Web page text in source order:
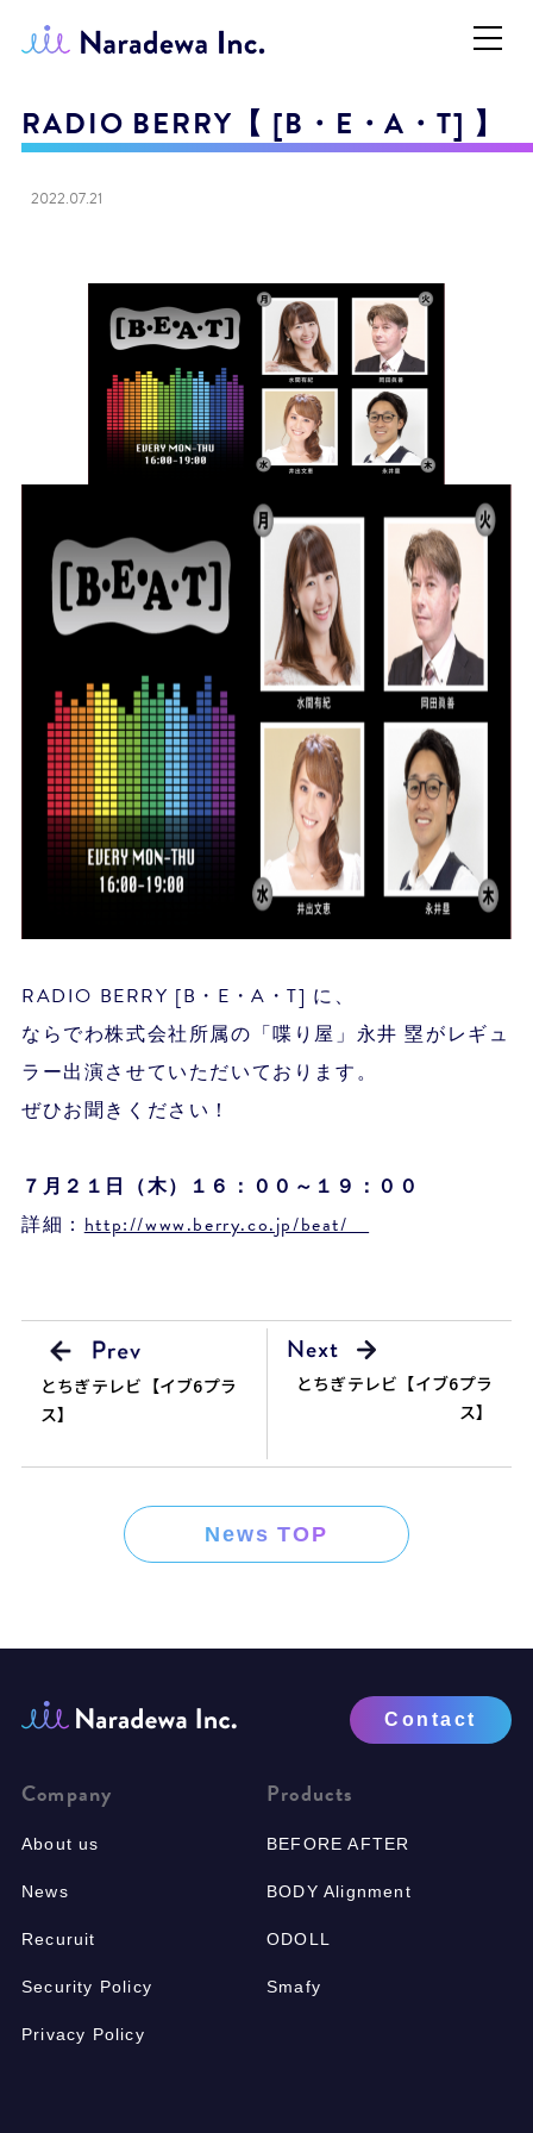
RADIO BERRY【 [B・E・A・T] 】
2022.07.21
RADIO BERRY [B・E・A・T] に、
ならでわ株式会社所属の「喋り屋」永井 塁がレギュ
ラー出演させていただいております。
ぜひお聞きください！
７月２１ 日（木）１６：００～１９：００
詳細：http://www.berry.co.jp/beat/
とちぎテレビ【イブ6プラ
ス】
とちぎテレビ【イブ6プラ
ス】
News TOP
Contact
Company
About us
News
Recuruit
Security Policy
Privacy Policy
Products
BEFORE AFTER
BODY Alignment
ODOLL
Smafy